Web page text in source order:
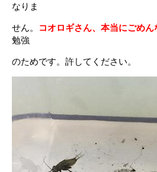
なりま
せん。 コオロギさん、本当にごめん
勉強
のためです。許してください。